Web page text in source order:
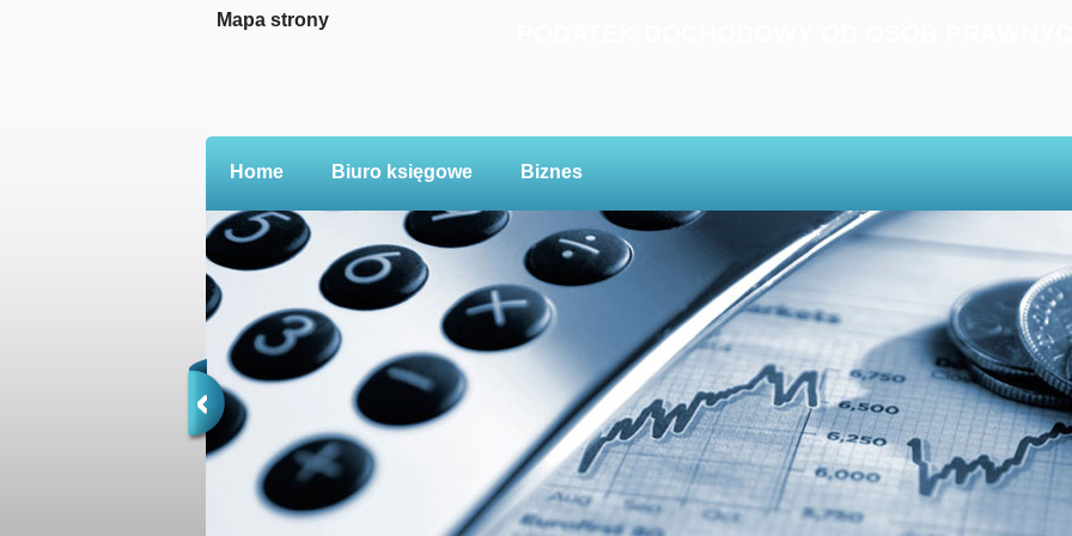
Mapa strony
Home Biuro księgowe Biznes